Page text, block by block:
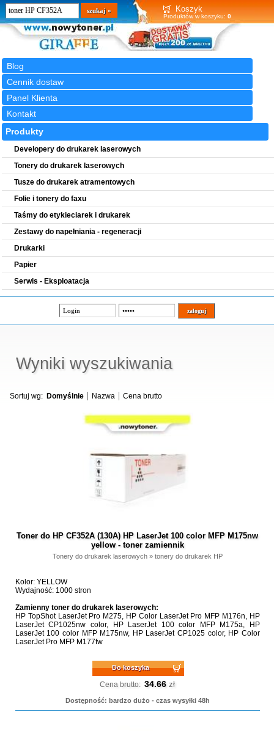
Koszyk
Produktów w koszyku: 0
Blog
Cennik dostaw
Panel Klienta
Kontakt
Wyszukiwarka
szukaj
Produkty
Developery do drukarek laserowych
Tonery do drukarek laserowych
Tusze do drukarek atramentowych
Folie i tonery do faxu
Taśmy do etykieciarek i drukarek
Zestawy do napełniania - regeneracji
Drukarki
Papier
Serwis - Eksploatacja
Wyniki wyszukiwania
Sortuj wg: Domyślnie Nazwa Cena brutto
Toner do HP CF352A (130A) HP LaserJet 100 color MFP M175nw
yellow - toner zamiennik
Tonery do drukarek laserowych» tonery do drukarek HP
Kolor: YELLOW
Wydajność: 1000 stron
Zamienny toner do drukarek laserowych:
HP TopShot LaserJet Pro M275, HP Color LaserJet Pro MFP M176n, HP
LaserJet CP1025nw color, HP LaserJet 100 color MFP M175a, HP
LaserJet 100 color MFP M175nw, HP LaserJet CP1025 color, HP Color
LaserJet Pro MFP M177fw
Do koszyka
Cena brutto: 34.66 zł
Dostępność: bardzo dużo - czas wysyłki 48h